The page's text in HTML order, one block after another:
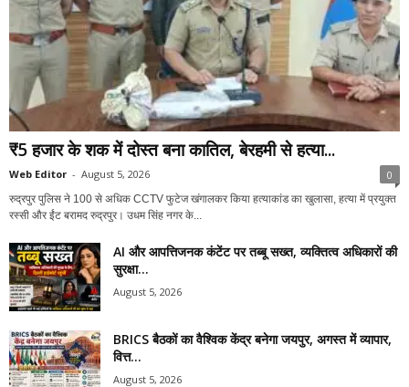
₹5 हजार के शक में दोस्त बना कातिल, बेरहमी से हत्या...
Web Editor - August 5, 2026 0
रुद्रपुर पुलिस ने 100 से अधिक CCTV फुटेज खंगालकर किया हत्याकांड का खुलासा, हत्या में प्रयुक्त
रस्सी और ईंट बरामद रुद्रपुर। उधम सिंह नगर के...
AI और आपत्तिजनक कंटेंट पर तब्बू सख्त, व्यक्तित्व अधिकारों की
सुरक्षा...
August 5, 2026
BRICS बैठकों का वैश्विक केंद्र बनेगा जयपुर, अगस्त में व्यापार,
वित्त...
August 5, 2026